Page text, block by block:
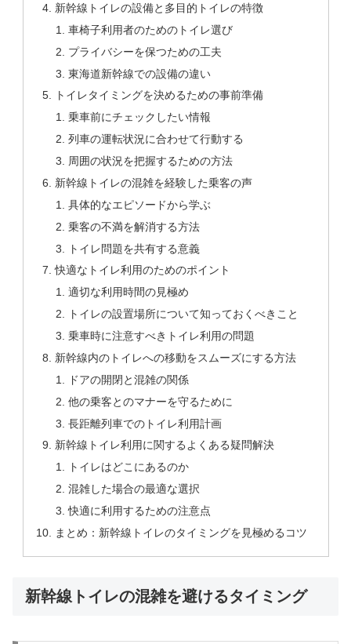
新幹線トイレの設備と多目的トイレの特徴
車椅子利用者のためのトイレ選び
プライバシーを保つための工夫
東海道新幹線での設備の違い
トイレタイミングを決めるための事前準備
乗車前にチェックしたい情報
列車の運転状況に合わせて行動する
周囲の状況を把握するための方法
新幹線トイレの混雑を経験した乗客の声
具体的なエピソードから学ぶ
乗客の不満を解消する方法
トイレ問題を共有する意義
快適なトイレ利用のためのポイント
適切な利用時間の見極め
トイレの設置場所について知っておくべきこと
乗車時に注意すべきトイレ利用の問題
新幹線内のトイレへの移動をスムーズにする方法
ドアの開閉と混雑の関係
他の乗客とのマナーを守るために
長距離列車でのトイレ利用計画
新幹線トイレ利用に関するよくある疑問解決
トイレはどこにあるのか
混雑した場合の最適な選択
快適に利用するための注意点
まとめ：新幹線トイレのタイミングを見極めるコツ
新幹線トイレの混雑を避けるタイミング